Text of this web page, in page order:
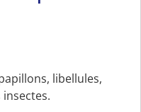
libellules,